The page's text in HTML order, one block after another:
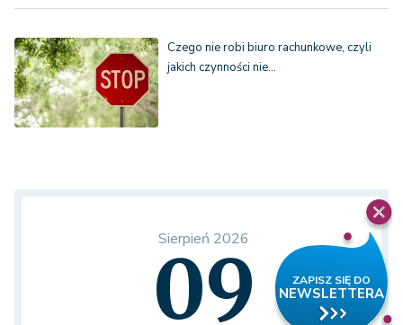
Czego nie robi biuro rachunkowe, czyli
jakich czynności nie…
Sierpień 2026
09